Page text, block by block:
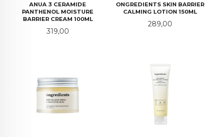
ANUA 3 CERAMIDE
PANTHENOL MOISTURE
BARRIER CREAM 100ML
Pris
319,00
ONGREDIENTS SKIN BARRIER
CALMING LOTION 150ML
Pris
289,00